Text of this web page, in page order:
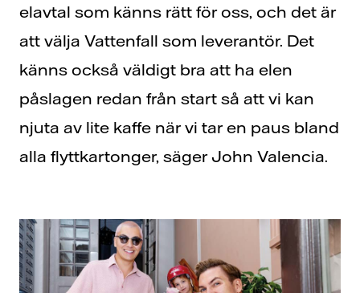
elavtal som känns rätt för oss, och det är
att välja Vattenfall som leverantör. Det
känns också väldigt bra att ha elen
påslagen redan från start så att vi kan
njuta av lite kaffe när vi tar en paus bland
alla flyttkartonger, säger John Valencia.